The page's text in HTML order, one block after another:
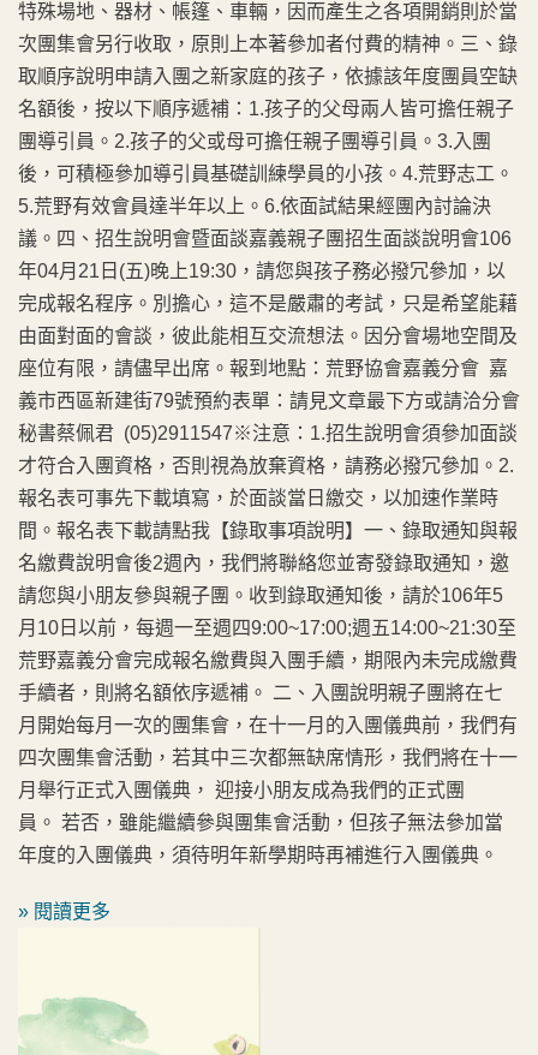
特殊場地、器材、帳篷、車輛，因而產生之各項開銷則於當
次團集會另行收取，原則上本著參加者付費的精神。三、錄
取順序說明申請入團之新家庭的孩子，依據該年度團員空缺
名額後，按以下順序遞補：1.孩子的父母兩人皆可擔任親子
團導引員。2.孩子的父或母可擔任親子團導引員。3.入團
後，可積極參加導引員基礎訓練學員的小孩。4.荒野志工。
5.荒野有效會員達半年以上。6.依面試結果經團內討論決
議。四、招生說明會暨面談嘉義親子團招生面談說明會106
年04月21日(五)晚上19:30，請您與孩子務必撥冗參加，以
完成報名程序。別擔心，這不是嚴肅的考試，只是希望能藉
由面對面的會談，彼此能相互交流想法。因分會場地空間及
座位有限，請儘早出席。報到地點：荒野協會嘉義分會 嘉
義市西區新建街79號預約表單：請見文章最下方或請洽分會
秘書蔡佩君 (05)2911547※注意：1.招生說明會須參加面談
才符合入團資格，否則視為放棄資格，請務必撥冗參加。2.
報名表可事先下載填寫，於面談當日繳交，以加速作業時
間。報名表下載請點我【錄取事項說明】一、錄取通知與報
名繳費說明會後2週內，我們將聯絡您並寄發錄取通知，邀
請您與小朋友參與親子團。收到錄取通知後，請於106年5
月10日以前，每週一至週四9:00~17:00;週五14:00~21:30至
荒野嘉義分會完成報名繳費與入團手續，期限內未完成繳費
手續者，則將名額依序遞補。 二、入團說明親子團將在七
月開始每月一次的團集會，在十一月的入團儀典前，我們有
四次團集會活動，若其中三次都無缺席情形，我們將在十一
月舉行正式入團儀典， 迎接小朋友成為我們的正式團
員。 若否，雖能繼續參與團集會活動，但孩子無法參加當
年度的入團儀典，須待明年新學期時再補進行入團儀典。
» 閱讀更多